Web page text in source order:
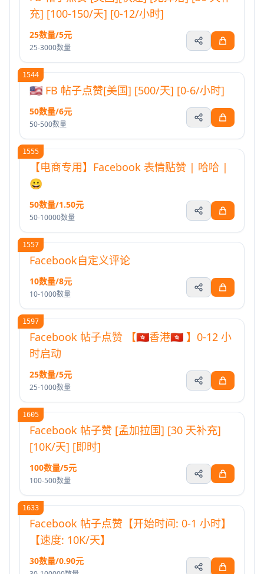
充] [100-150/天] [0-12/小时]
25数量/5元
25-3000数量
1544
🇺🇸 FB 帖子点赞[美国] [500/天] [0-6/小时]
50数量/6元
50-500数量
1555
【电商专用】Facebook 表情贴赞 | 哈哈 |
😀
50数量/1.50元
50-10000数量
1557
Facebook自定义评论
10数量/8元
10-1000数量
1597
Facebook 帖子点赞 【🇭🇰香港🇭🇰 】0-12 小
时启动
25数量/5元
25-1000数量
1605
Facebook 帖子赞 [孟加拉国] [30 天补充]
[10K/天] [即时]
100数量/5元
100-500数量
1633
Facebook 帖子点赞【开始时间: 0-1 小时】
【速度: 10K/天】
30数量/0.90元